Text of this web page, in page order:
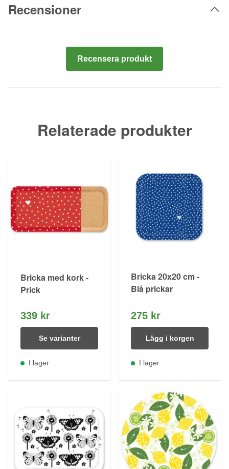
Recensioner
Recensera produkt
Relaterade produkter
Bricka med kork -
Prick
339 kr
Se varianter
I lager
Bricka 20x20 cm -
Blå prickar
275 kr
Lägg i korgen
I lager